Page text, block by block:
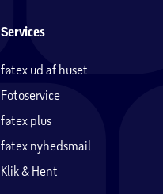
Services
føtex ud af huset
Fotoservice
føtex plus
føtex nyhedsmail
Klik & Hent